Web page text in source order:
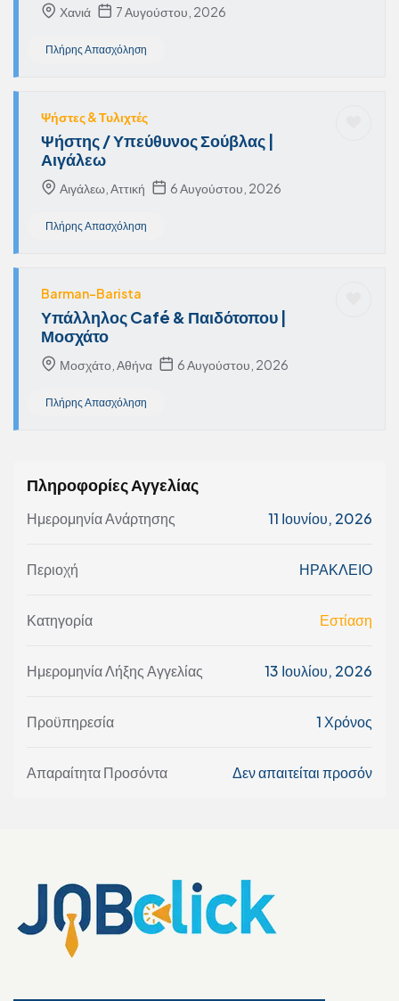
Χανιά 7 Αυγούστου, 2026
Πλήρης Απασχόληση
Ψήστες & Τυλιχτές
Ψήστης / Υπεύθυνος Σούβλας |
Αιγάλεω
Αιγάλεω, Αττική 6 Αυγούστου, 2026
Πλήρης Απασχόληση
Barman-Barista
Υπάλληλος Café & Παιδότοπου |
Μοσχάτο
Μοσχάτο, Αθήνα 6 Αυγούστου, 2026
Πλήρης Απασχόληση
Πληροφορίες Αγγελίας
Ημερομηνία Ανάρτησης 11 Ιουνίου, 2026
Περιοχή ΗΡΑΚΛΕΙΟ
Κατηγορία Εστίαση
Ημερομηνία Λήξης Αγγελίας 13 Ιουλίου, 2026
Προϋπηρεσία 1 Χρόνος
Απαραίτητα Προσόντα Δεν απαιτείται προσόν